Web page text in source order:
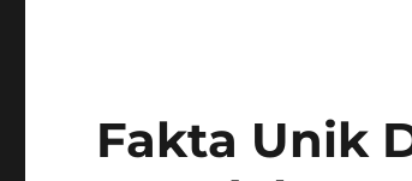
Fakta Unik